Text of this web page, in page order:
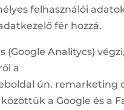
felhasználói
fér hozzá.
Analitycs)
a
ún. remarketing
a Google és a